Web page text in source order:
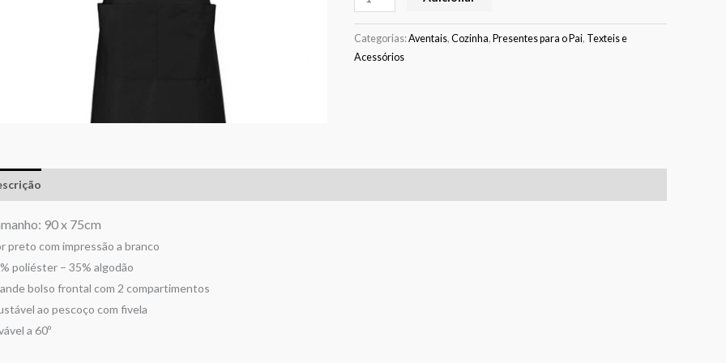
Categorias:Aventais,Cozinha, Presentes para o Pai, Texteis e
Acessórios
90 x 75cm
preto com impressão a branco
poliéster – 35% algodão
bolso frontal com 2 compartimentos
ao pescoço com fivela
a 60º